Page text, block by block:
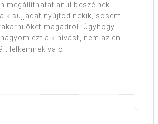
megállíthatatlanul beszélnek.
kisujjadat nyújtod nekik, sosem
őket magadról. Úgyhogy
ezt a kihívást, nem az én
lelkemnek való.